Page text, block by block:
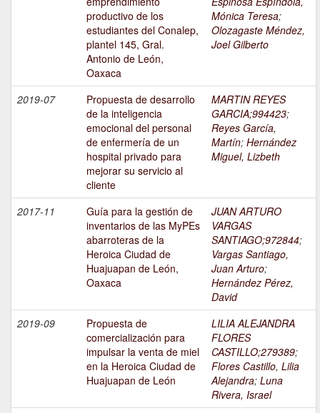
productivo de los
estudiantes del Conalep,
plantel 145, Gral.
Antonio de León,
Oaxaca
Mónica Teresa;
Olozagaste Méndez,
Joel Gilberto
2019-07
Propuesta de desarrollo
de la inteligencia
emocional del personal
de enfermería de un
hospital privado para
mejorar su servicio al
cliente
MARTIN REYES
GARCIA;994423;
Reyes García,
Martín; Hernández
Miguel, Lizbeth
2017-11
Guía para la gestión de
inventarios de las MyPEs
abarroteras de la
Heroica Ciudad de
Huajuapan de León,
Oaxaca
JUAN ARTURO
VARGAS
SANTIAGO;972844;
Vargas Santiago,
Juan Arturo;
Hernández Pérez,
David
2019-09
Propuesta de
comercialización para
impulsar la venta de miel
en la Heroica Ciudad de
Huajuapan de León
LILIA ALEJANDRA
FLORES
CASTILLO;279389;
Flores Castillo, Lilia
Alejandra; Luna
Rivera, Israel